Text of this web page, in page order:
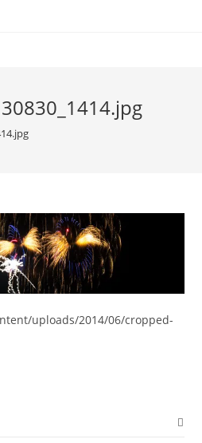
uploads/2014/06/cropped-